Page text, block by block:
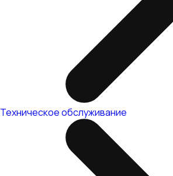
Техническое обслуживание